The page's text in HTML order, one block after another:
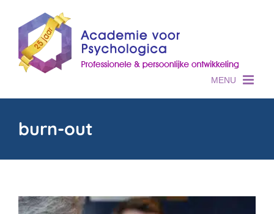
content
burn-out